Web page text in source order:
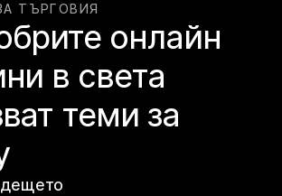
ТЪРГОВИЯ
онлайн
в света
теми за